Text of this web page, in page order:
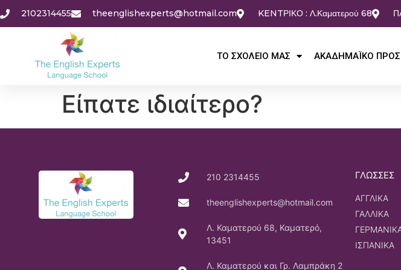
2102314455 theenglishexperts@hotmail.com KENTΡΙΚΟ : Λ.Καματερού 68
ΤΟ ΣΧΟΛΕΙΟ ΜΑΣ ΑΚΑΔΗΜΑΪΚΟ
Είπατε ιδιαίτερο?
210 2314455
theenglishexperts@hotmail.com
Λ. Καματερού 68, Καματερό,
13451
Λ. Καματερού και Γρ. Λαμπράκη 2
ΓΛΩΣΣΕΣ
ΑΓΓΛΙΚΑ
ΓΑΛΛΙΚΑ
ΙΣΠΑΝΙΚΑ